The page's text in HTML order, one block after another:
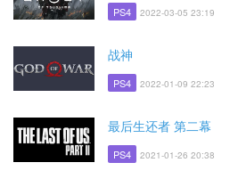
PS4 2022-03-05 23:19
战神
PS4 2022-01-09 22:23
最后生还者 第二幕
PS4 2021-01-26 20:38